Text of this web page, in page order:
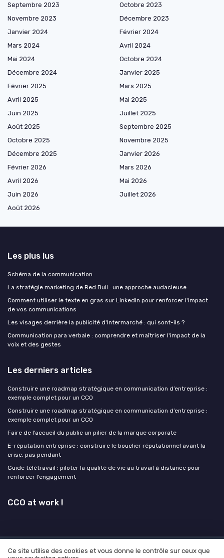
Septembre 2023
Octobre 2023
Novembre 2023
Décembre 2023
Janvier 2024
Février 2024
Mars 2024
Avril 2024
Mai 2024
Octobre 2024
Décembre 2024
Janvier 2025
Février 2025
Mars 2025
Avril 2025
Mai 2025
Juin 2025
Juillet 2025
Août 2025
Septembre 2025
Octobre 2025
Novembre 2025
Décembre 2025
Janvier 2026
Février 2026
Mars 2026
Avril 2026
Mai 2026
Juin 2026
Juillet 2026
Août 2026
Les plus lus
Schéma de la communication
La stratégie marketing de Red Bull : une approche audacieuse
Comment utiliser le texte en gras sur LinkedIn pour renforcer l'impact
de vos communications
Les visages derrière la publicité d'Intermarché : qui sont-ils ?
Communication para verbale : comprendre et maîtriser l'impact de la
voix et des gestes
Les derniers articles
Construire une roadmap stratégique en communication d’entreprise :
exemple complet pour un CCO
Construire une roadmap stratégique en communication d’entreprise :
exemple complet pour un CCO
Faire de l’accueil du public un pilier de la marque corporate
E-réputation entreprise : construire le bouclier réputationnel avant la
crise, pas pendant
Guide télétravail : piloter la qualité de vie au travail à distance pour
renforcer l’engagement
CCO at work !
Mentions légales Politique de confidentialité Grande
Ce site utilise des cookies et vous donne le contrôle sur ceux que